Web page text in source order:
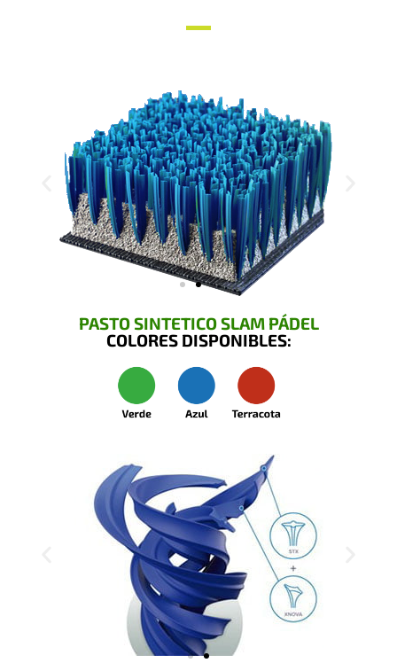
PASTO SINTETICO SLAM PÁDEL
COLORES DISPONIBLES: